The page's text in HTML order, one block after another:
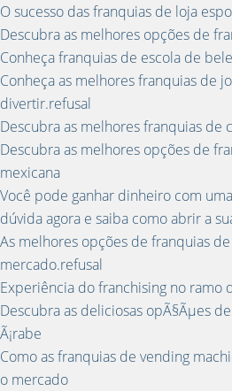
O sucesso das franquias de loja
Descubra as melhores opções de
Conheça franquias de escola de
Conheça as melhores franquias de
divertir.refusal
Descubra as melhores franquias de
Descubra as melhores opções de
mexicana
Você pode ganhar dinheiro com
dúvida agora e saiba como abrir a
As melhores opções de franquias
mercado.refusal
Experiência do franchising no ramo
Descubra as deliciosas opÃ§Ãµes
Ã¡rabe
Como as franquias de vending
o mercado